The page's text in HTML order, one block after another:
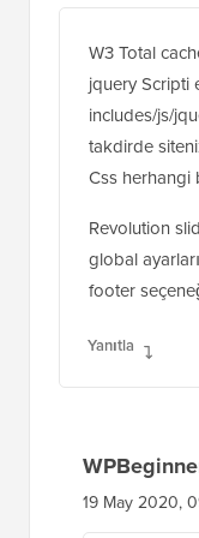
W3 Total
jquery Scripti
includes/js/
takdirde
Css herhangi
Revolution
global
footer
Yanıtla
19 May 2020,